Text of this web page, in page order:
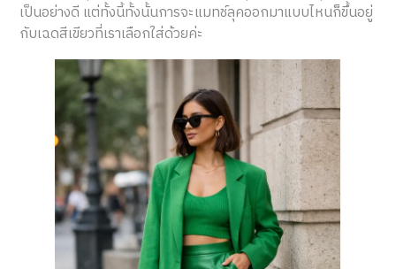
เป็นอย่างดี แต่ทั้งนี้ทั้งนั้นการจะแมทช์ลุคออกมาแบบไหนก็ขึ้นอยู่
กับเฉดสีเขียวที่เราเลือกใส่ด้วยค่ะ